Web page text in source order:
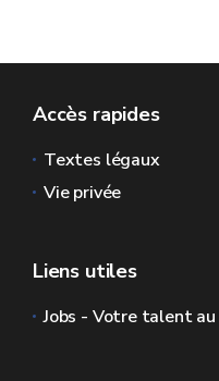
Accès rapides
Textes légaux
Vie privée
Liens utiles
Jobs - Votre talent